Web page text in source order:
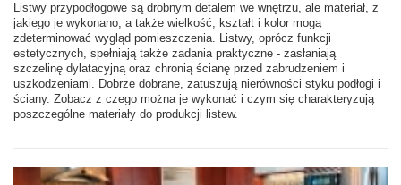
Listwy przypodłogowe są drobnym detalem we wnętrzu, ale materiał, z
jakiego je wykonano, a także wielkość, kształt i kolor mogą
zdeterminować wygląd pomieszczenia. Listwy, oprócz funkcji
estetycznych, spełniają także zadania praktyczne - zasłaniają
szczelinę dylatacyjną oraz chronią ścianę przed zabrudzeniem i
uszkodzeniami. Dobrze dobrane, zatuszują nierówności styku podłogi i
ściany. Zobacz z czego można je wykonać i czym się charakteryzują
poszczególne materiały do produkcji listew.